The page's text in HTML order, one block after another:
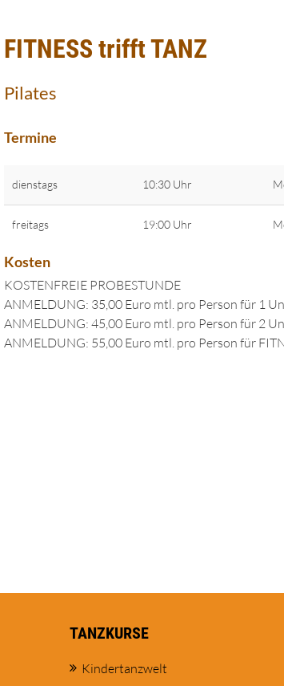
FITNESS trifft TANZ
Pilates
Termine
dienstags 10:30 Uhr
freitags 19:00 Uhr
Kosten
KOSTENFREIE PROBESTUNDE
ANMELDUNG: 35,00 Euro mtl. pro Person für 1
ANMELDUNG: 45,00 Euro mtl. pro Person für 2
ANMELDUNG: 55,00 Euro mtl. pro Person für
TANZKURSE
Kindertanzwelt